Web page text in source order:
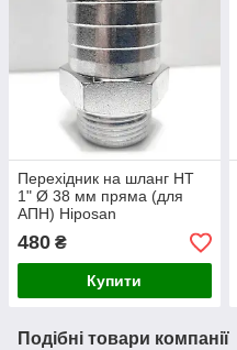
Перехідник на шланг НТ
1" Ø 38 мм пряма (для
АПН) Hiposan
480 ₴
Купити
Подібні товари компанії